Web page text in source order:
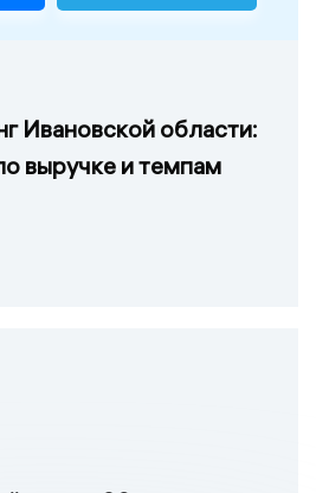
Ивановской области:
выручке и темпам